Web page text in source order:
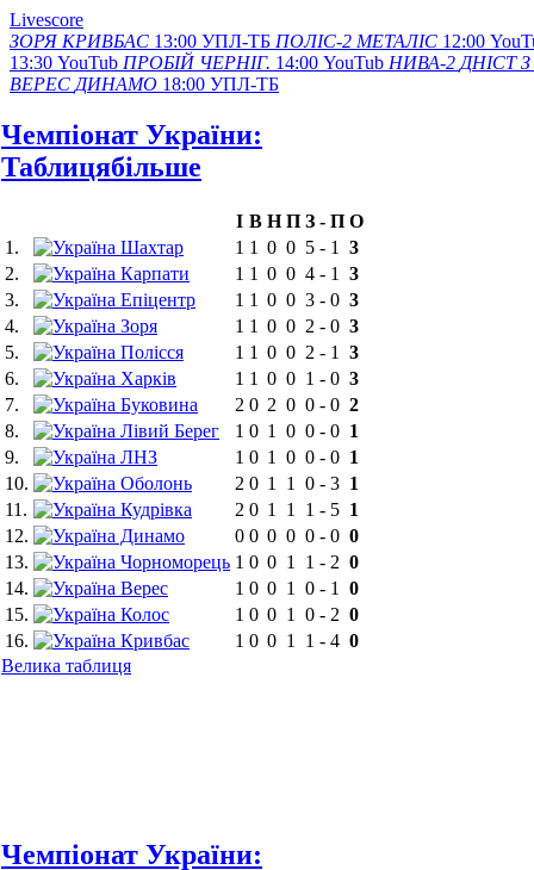
Livescore
ЗОРЯ КРИВБАС 13:00 УПЛ-ТБ ПОЛІС-2 МЕТАЛІС 12:00
13:30 YouTub ПРОБІЙ ЧЕРНІГ. 14:00 YouTub НИВА-2 ДНІСТ З
ВЕРЕС ДИНАМО 18:00 УПЛ-ТБ
Чемпіонат України:
Таблицябільше
І В Н П З - П О
1.
Шахтар 1 1 0 0 5 - 1
3
2.
Карпати 1 1 0 0 4 - 1
3
3.
Епіцентр 1 1 0 0 3 - 0 3
4.
Зоря 1 1 0 0 2 - 0 3
5.
Полісся 1 1 0 0 2 - 1
3
6.
Харків 1 1 0 0 1 - 0 3
7.
Буковина 2 0 2 0 0 - 0 2
8.
Лівий Берег 1 0 1 0 0 - 0 1
9.
ЛНЗ 1 0 1 0 0 - 0 1
10.
Оболонь 2 0 1 1 0 - 3 1
11.
Кудрівка 2 0 1 1 1 - 5 1
12.
Динамо 0 0 0 0 0 - 0 0
13.
Чорноморець 1 0 0 1 1 - 2 0
14.
Верес 1 0 0 1 0 - 1
0
15.
Колос 1 0 0 1 0 - 2 0
16.
Кривбас 1 0 0 1 1 - 4 0
Велика таблиця
Чемпіонат України: